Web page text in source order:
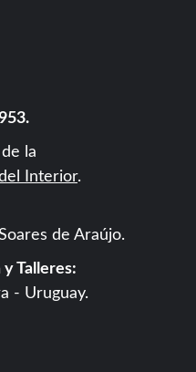
la
Interior.
de Araújo.
Talleres:
- Uruguay.